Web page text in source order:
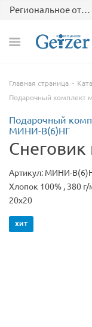
Региональное
Главная страница
Подарочный комплект
Подарочный
МИНИ-В(6)НГ
Артикул: МИНИ-
Хлопок 100% , 380 г/
20x20
ХИТ